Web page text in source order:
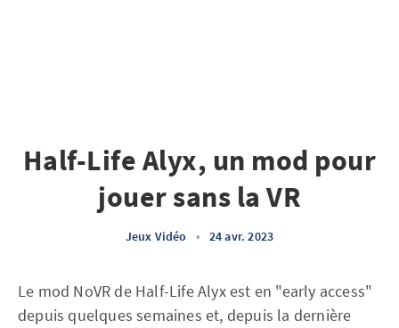
Half-Life Alyx, un mod pour
jouer sans la VR
Jeux Vidéo • 24 avr. 2023
Le mod NoVR de Half-Life Alyx est en "early access"
depuis quelques semaines et, depuis la dernière